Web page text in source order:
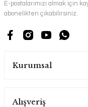
E-postalarımızı almak için
abonelikten çıkabilirsiniz.
Kurumsal
Alışveriş